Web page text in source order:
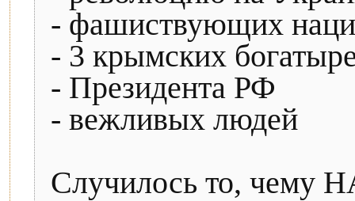
- фашиствующих
- 3 крымских
- Президента РФ
- вежливых людей
Случилось то, чему